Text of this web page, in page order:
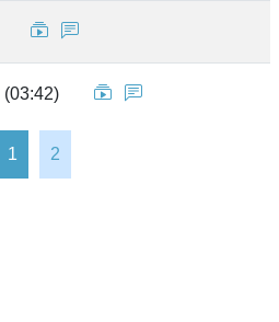
(03:42)
1 2